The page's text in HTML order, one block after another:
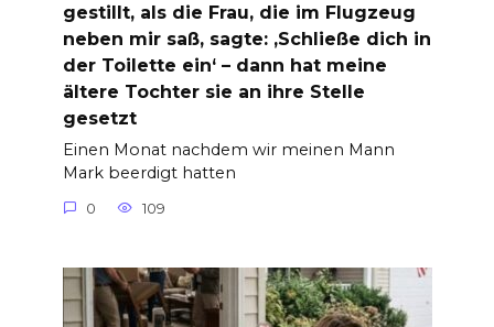
gestillt, als die Frau, die im Flugzeug
neben mir saß, sagte: ‚Schließe dich in
der Toilette ein‘ – dann hat meine
ältere Tochter sie an ihre Stelle
gesetzt
Einen Monat nachdem wir meinen Mann
Mark beerdigt hatten
0 109